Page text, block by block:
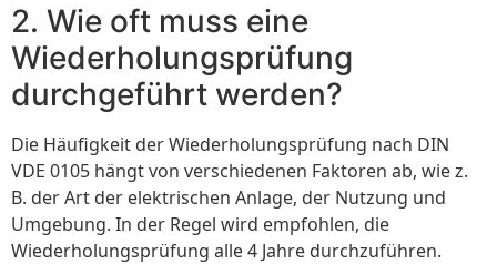
2. Wie oft muss eine
Wiederholungsprüfung
durchgeführt werden?
Die Häufigkeit der Wiederholungsprüfung nach DIN
VDE 0105 hängt von verschiedenen Faktoren ab, wie z.
B. der Art der elektrischen Anlage, der Nutzung und
Umgebung. In der Regel wird empfohlen, die
Wiederholungsprüfung alle 4 Jahre durchzuführen.